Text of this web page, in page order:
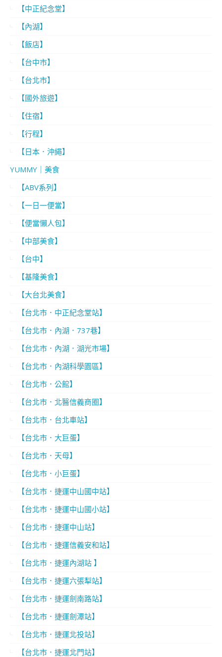
【中正紀念堂】
【內湖】
【飯店】
【台中市】
【台北市】
【國外旅遊】
【住宿】
【行程】
【日本．沖繩】
YUMMY｜美食
【ABV系列】
【一日一便當】
【便當懶人包】
【中部美食】
【台中】
【基隆美食】
【大台北美食】
【台北市．中正紀念堂站】
【台北市．內湖．737巷】
【台北市．內湖．湖光市場】
【台北市．內湖科學園區】
【台北市．公館】
【台北市．北醫信義商圈】
【台北市．台北車站】
【台北市．大巨蛋】
【台北市．天母】
【台北市．小巨蛋】
【台北市．捷運中山國中站】
【台北市．捷運中山國小站】
【台北市．捷運中山站】
【台北市．捷運信義安和站】
【台北市．捷運內湖站 】
【台北市．捷運六張犁站】
【台北市．捷運劍南路站】
【台北市．捷運劍潭站】
【台北市．捷運北投站】
【台北市．捷運北門站】